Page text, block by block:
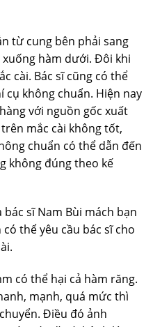
từ cung bên phải sang
hàm dưới. Đôi khi
cài. Bác sĩ cũng có thể
cụ không chuẩn. Hiện nay
với nguồn gốc xuất
mắc cài không tốt,
chuẩn có thể dẫn đến
không đúng theo kế
sĩ Nam Bùi mách bạn
thể yêu cầu bác sĩ cho
có thể hại cả hàm răng.
mạnh, quá mức thì
Điều đó ảnh